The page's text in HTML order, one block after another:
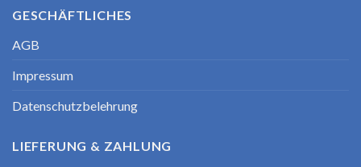
GESCHÄFTLICHES
AGB
Impressum
Datenschutzbelehrung
LIEFERUNG & ZAHLUNG